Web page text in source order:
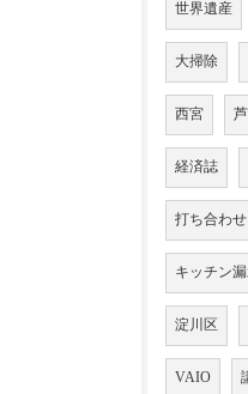
世界遺産
大掃除
西宮
経済誌
打ち合わせ
キッチン
淀川区
VAIO